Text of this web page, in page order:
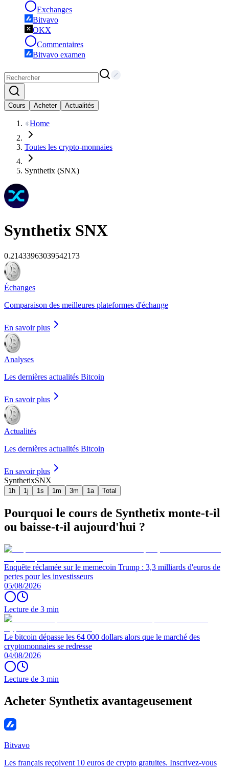
Exchanges
Bitvavo
OKX
Commentaires
Bitvavo examen
Cours Acheter Actualités
Home
Toutes les crypto-monnaies
Synthetix (SNX)
Synthetix SNX
0.21433963039542173
Échanges
Comparaison des meilleures plateformes d'échange
En savoir plus
Analyses
Les dernières actualités Bitcoin
En savoir plus
Actualités
Les dernières actualités Bitcoin
En savoir plus
SynthetixSNX
1h 1j 1s 1m 3m 1a Total
Pourquoi le cours de Synthetix monte-t-il
ou baisse-t-il aujourd'hui ?
Enquête réclamée sur le memecoin Trump : 3,3 milliards d'euros de
pertes pour les investisseurs
05/08/2026
Lecture de 3 min
Le bitcoin dépasse les 64 000 dollars alors que le marché des
cryptomonnaies se redresse
04/08/2026
Lecture de 3 min
Acheter Synthetix avantageusement
Bitvavo
Les français reçoivent 10 euros de crypto gratuites. Inscrivez-vous